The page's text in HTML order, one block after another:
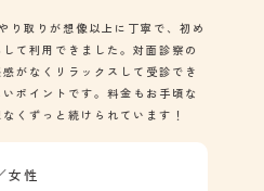
丁寧で、初め
。対面診察の
して受診でき
金もお手頃な
ています！
近くに専門
たが、自宅
えて本当に
すく、忙し